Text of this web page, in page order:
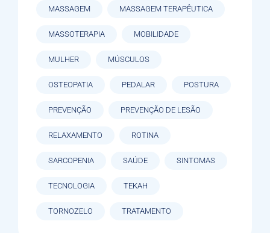
MASSAGEM MASSAGEM TERAPÊUTICA
MASSOTERAPIA MOBILIDADE
MULHER MÚSCULOS
OSTEOPATIA PEDALAR POSTURA
PREVENÇÃO PREVENÇÃO DE LESÃO
RELAXAMENTO ROTINA
SARCOPENIA SAÚDE SINTOMAS
TECNOLOGIA TEKAH
TORNOZELO TRATAMENTO